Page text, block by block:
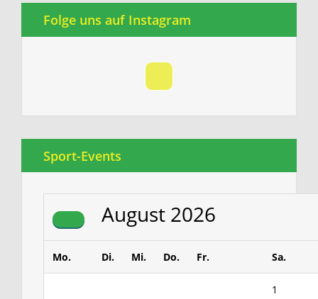
Folge uns auf Instagram
Sport-Events
August 2026
Mo. Di. Mi. Do. Fr. Sa.
1